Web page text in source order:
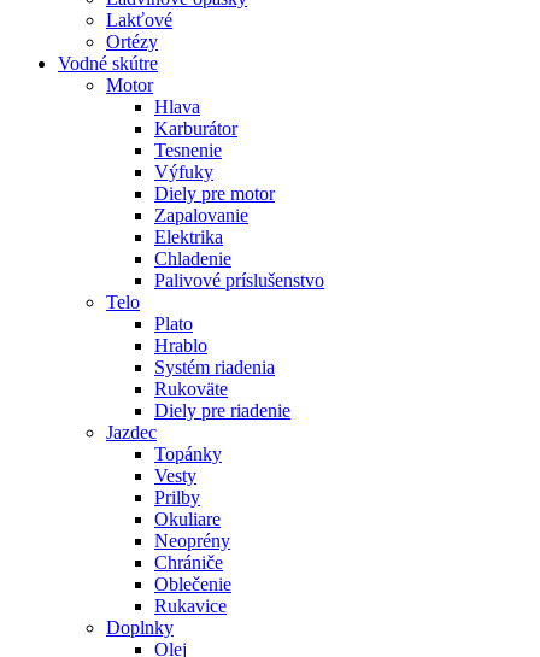
Lakťové
Ortézy
Vodné skútre
Motor
Hlava
Karburátor
Tesnenie
Výfuky
Diely pre motor
Zapalovanie
Elektrika
Chladenie
Palivové príslušenstvo
Telo
Plato
Hrablo
Systém riadenia
Rukoväte
Diely pre riadenie
Jazdec
Topánky
Vesty
Prilby
Okuliare
Neoprény
Chrániče
Oblečenie
Rukavice
Doplnky
Olej